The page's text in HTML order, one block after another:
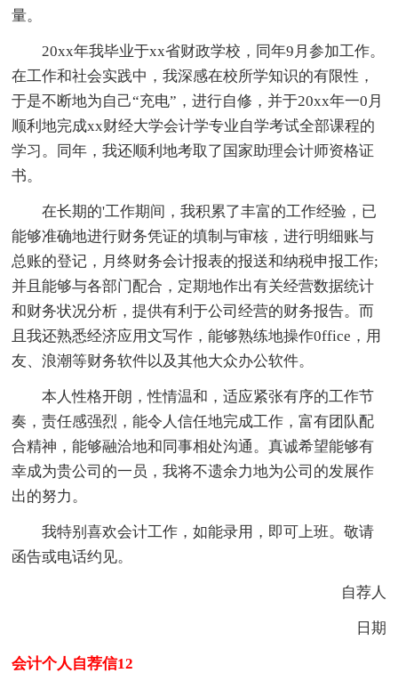
量。
20xx年我毕业于xx省财政学校，同年9月参加工作。
在工作和社会实践中，我深感在校所学知识的有限性，
于是不断地为自己“充电”，进行自修，并于20xx年一0月
顺利地完成xx财经大学会计学专业自学考试全部课程的
学习。同年，我还顺利地考取了国家助理会计师资格证
书。
在长期的'工作期间，我积累了丰富的工作经验，已
能够准确地进行财务凭证的填制与审核，进行明细账与
总账的登记，月终财务会计报表的报送和纳税申报工作;
并且能够与各部门配合，定期地作出有关经营数据统计
和财务状况分析，提供有利于公司经营的财务报告。而
且我还熟悉经济应用文写作，能够熟练地操作0ffice，用
友、浪潮等财务软件以及其他大众办公软件。
本人性格开朗，性情温和，适应紧张有序的工作节
奏，责任感强烈，能令人信任地完成工作，富有团队配
合精神，能够融洽地和同事相处沟通。真诚希望能够有
幸成为贵公司的一员，我将不遗余力地为公司的发展作
出的努力。
我特别喜欢会计工作，如能录用，即可上班。敬请
函告或电话约见。
自荐人
日期
会计个人自荐信12